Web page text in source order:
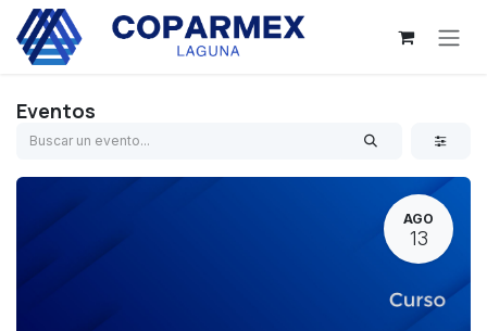
Ir al contenido
Eventos
AGO
13